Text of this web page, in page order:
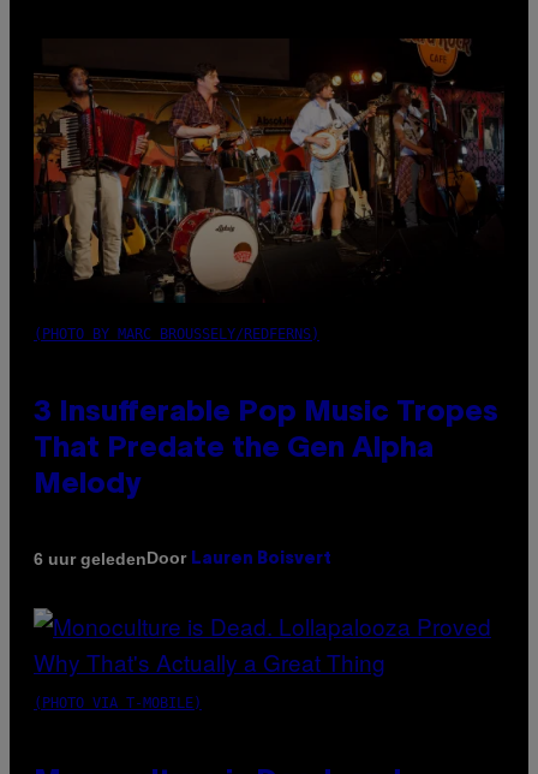
(PHOTO BY MARC BROUSSELY/REDFERNS)
3 Insufferable Pop Music Tropes
That Predate the Gen Alpha
Melody
6 uur geledenDoor Lauren Boisvert
(PHOTO VIA T-MOBILE)